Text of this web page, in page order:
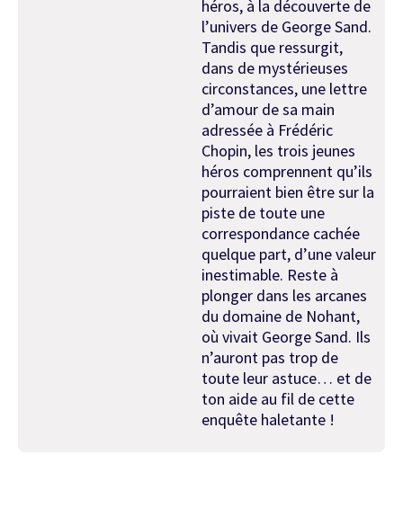
héros, à la découverte de
l’univers de George Sand.
Tandis que ressurgit,
dans de mystérieuses
circonstances, une lettre
d’amour de sa main
adressée à Frédéric
Chopin, les trois jeunes
héros comprennent qu’ils
pourraient bien être sur la
piste de toute une
correspondance cachée
quelque part, d’une valeur
inestimable. Reste à
plonger dans les arcanes
du domaine de Nohant,
où vivait George Sand. Ils
n’auront pas trop de
toute leur astuce… et de
ton aide au fil de cette
enquête haletante !